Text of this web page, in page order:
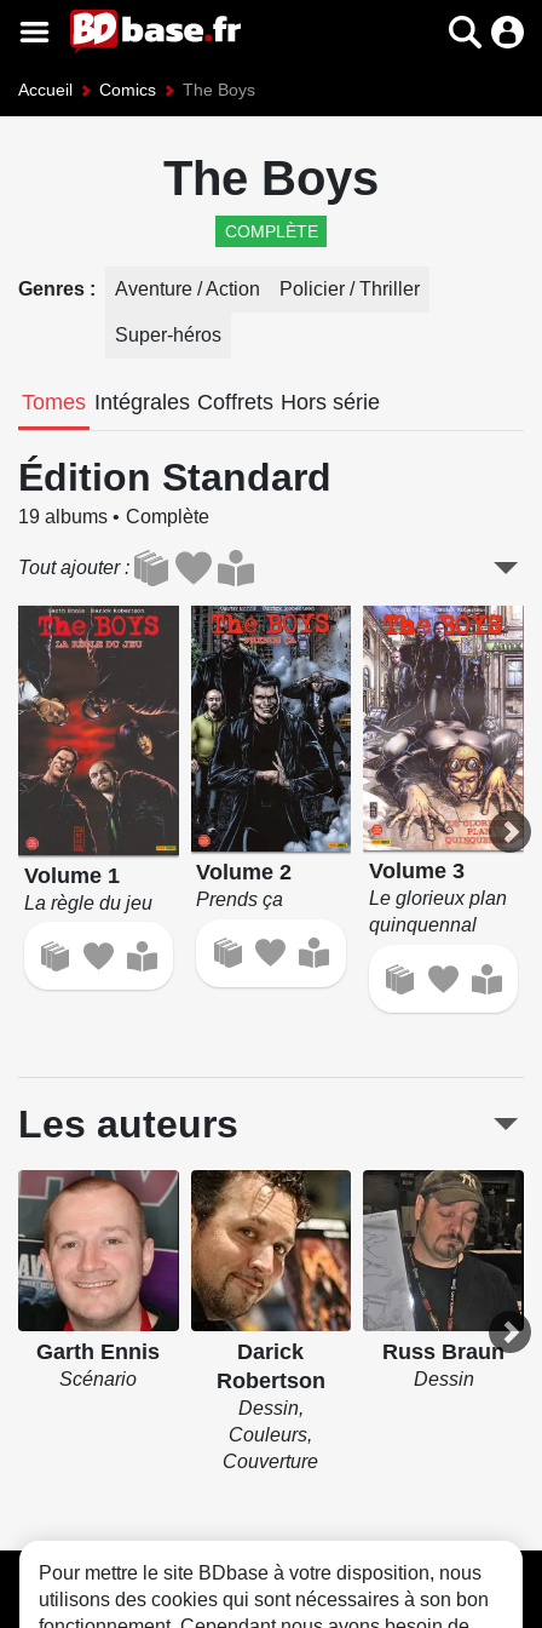
Accueil Comics The Boys
The Boys
COMPLÈTE
Genres Aventure / Action Policier / Thriller
Super-héros
Tomes Intégrales Coffrets Hors série
Édition Standard
19 albums Complète
Tout ajouter
Volume 1
La règle du jeu
Volume 2
Prends ça
Volume 3
Le glorieux plan
quinquennal
Les auteurs
Garth Ennis
Scénario
Darick
Robertson
Dessin,
Couleurs,
Couverture
Russ Braun
Dessin
CGU FAQ Contact Cookies
Pour mettre le site BDbase à votre disposition, nous
utilisons des cookies qui sont nécessaires à son bon